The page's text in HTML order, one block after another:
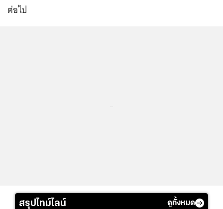
ต่อไป
สรุปไทม์ไลน์ ดูทั้งหมด